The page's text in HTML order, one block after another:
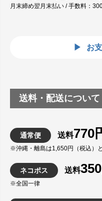
月末締め翌月末払い / 手数料：
お
送料・配送について
通常便 送料770
※沖縄・離島は1,650円（税込）
ネコポス 送料
※全国一律